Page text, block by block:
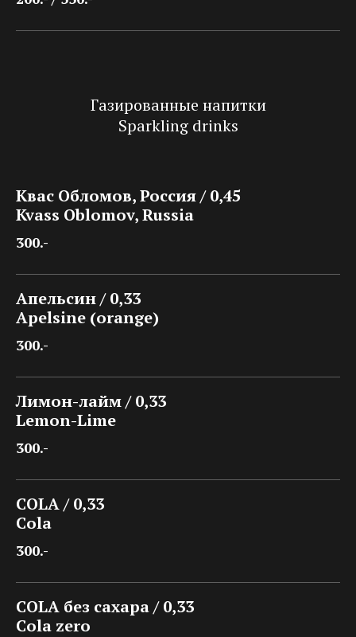
Газированные напитки
Sparkling drinks
Квас Обломов, Россия / 0,45
Kvass Oblomov, Russia
300.-
Апельсин / 0,33
Apelsine (orange)
300.-
Лимон-лайм / 0,33
Lemon-Lime
300.-
COLA / 0,33
Cola
300.-
COLA без сахара / 0,33
Cola zero